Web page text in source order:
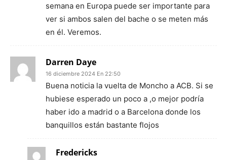
semana en Europa puede ser importante para
ver si ambos salen del bache o se meten más
en él. Veremos.
Darren Daye
16 diciembre 2024 En 22:50
Buena noticia la vuelta de Moncho a ACB. Si se
hubiese esperado un poco a ,o mejor podría
haber ido a madrid o a Barcelona donde los
banquillos están bastante flojos
Fredericks